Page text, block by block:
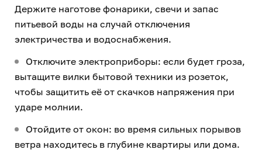
Держите наготове фонарики, свечи и запас
питьевой воды на случай отключения
электричества и водоснабжения.
Отключите электроприборы: если будет гроза,
вытащите вилки бытовой техники из розеток,
чтобы защитить её от скачков напряжения при
ударе молнии.
Отойдите от окон: во время сильных порывов
ветра находитесь в глубине квартиры или дома.